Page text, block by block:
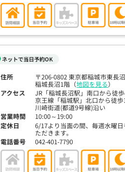
ネットで当日予約OK
住所 〒206-0802 東京都稲城市東長
稲城長沼1階（地図を見る）
アクセス
JR「稲城長沼駅」南口から徒
京王線「稲城駅」北口から徒
川崎街道(都道9号線)沿い
営業時間
10:00～19:00
定休日
6/17より当面の間、毎週水曜
ただきます。
電話番号
042-401-7790